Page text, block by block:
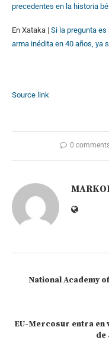
precedentes en la historia
En Xataka | Si la pregunta es
arma inédita en 40 años, ya
Source link
0
National Academy
EU-Mercosur entra en
de